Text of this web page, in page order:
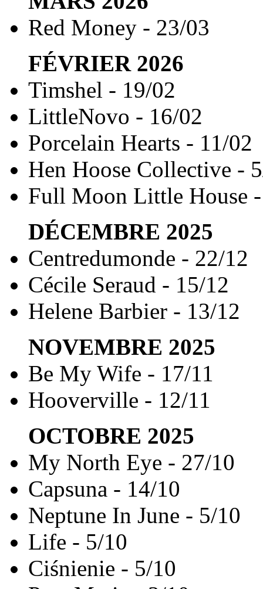
Red Money - 23/03
FÉVRIER2026
Timshel - 19/02
LittleNovo - 16/02
Porcelain Hearts - 11/02
Hen Hoose Collective -
Full Moon Little House
DÉCEMBRE 2025
Centredumonde - 22/12
Cécile Seraud - 15/12
Helene Barbier - 13/12
NOVEMBRE 2025
Be My Wife - 17/11
Hooverville - 12/11
OCTOBRE 2025
My North Eye - 27/10
Capsuna - 14/10
Neptune In June - 5/10
Life - 5/10
Ciśnienie - 5/10